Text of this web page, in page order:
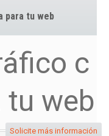
para tu web
c
web
Solicite más información